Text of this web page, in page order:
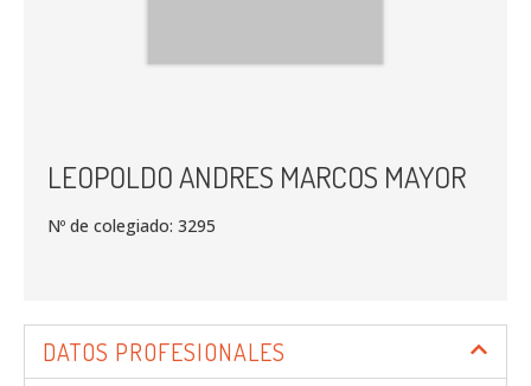
LEOPOLDO ANDRES MARCOS MAYOR
Nº de colegiado: 3295
DATOS PROFESIONALES